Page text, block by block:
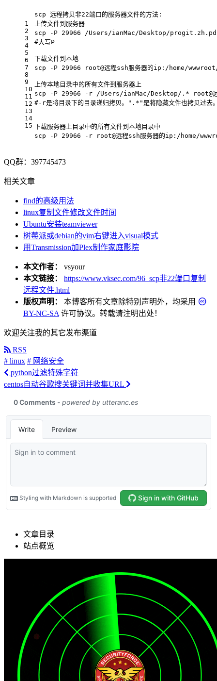
1
2
3
4
5
6
7
8
9
10
11
12
13
14
15
scp 远程拷贝非22端口的服务器文件的方法:
上传文件到服务器
scp -P 29966 /Users/ianMac/Desktop/progit.zh.pdf
#大写P
下载文件到本地
scp -P 29966 root@远程ssh服务器的ip:/home/
上传本地目录中的所有文件到服务器上
scp -P 29966 -r /Users/ianMac/Desktop/.* root@
#-r是将目录下的目录递归拷贝。".*"是将隐藏文件也拷贝过去
下载服务器上目录中的所有文件到本地目录中
scp -P 29966 -r root@远程ssh服务器的ip:/home/
QQ群：397745473
相关文章
find的高级用法
linux复制文件修改文件时间
Ubuntu安装teamviewer
树莓派或debian的vim右键进入visual模式
用Transmission加Plex制作家庭影院
本文作者： vsyour
本文链接：
https://www.vksec.com/96_scp非22端口复制
远程文件.html
版权声明： 本博客所有文章除特别声明外，均采用
BY-NC-SA 许可协议。转载请注明出处！
欢迎关注我的其它发布渠道
RSS
# linux # 网络安全
python过滤特殊字符
centos自动谷歌搜关键词并收集URL
文章目录
站点概览